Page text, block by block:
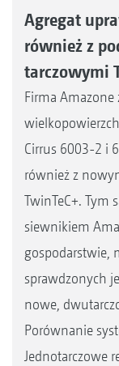
Agregat
również z
tarczowymi
Firma Amazone
Cirrus 6003-2 i
również z
TwinTeC+. Tym
siewnikiem
gospodarstwie,
sprawdzonych
nowe,
Porównanie
Jednotarczowe